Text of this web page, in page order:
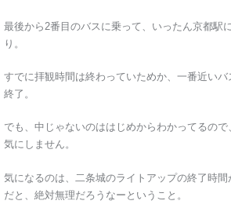
最後から2番目のバスに乗って、いったん京都駅
り。
すでに拝観時間は終わっていためか、一番近い
終了。
でも、中じゃないのははじめからわかってるの
気にしません。
気になるのは、二条城のライトアップの終了時間
だと、絶対無理だろうなーということ。